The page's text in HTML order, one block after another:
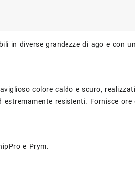
in diverse grandezze di ago e con
colore caldo e scuro,
estremamente resistenti. Fornisce ore
e Prym.